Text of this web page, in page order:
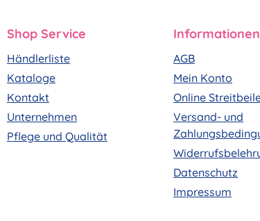
Shop Service
Händlerliste
Kataloge
Kontakt
Unternehmen
Pflege und Qualität
Informationen
AGB
Mein Konto
Online
Versand- und
Datenschutz
Impressum